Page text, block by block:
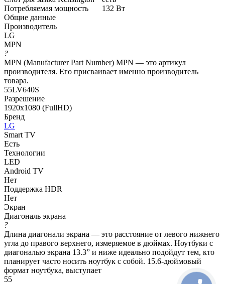
Потребляемая мощность
132 Вт
Общие данные
Производитель
LG
MPN
?
MPN (Manufacturer Part Number) MPN — это артикул
производителя. Его присваивает именно производитель
товара.
55LV640S
Разрешение
1920х1080 (FullHD)
Бренд
LG
Smart TV
Есть
Технологии
LED
Android TV
Нет
Поддержка HDR
Нет
Экран
Диагональ экрана
?
Длина диагонали экрана — это расстояние от левого нижнего
угла до правого верхнего, измеряемое в дюймах. Ноутбуки с
диагональю экрана 13.3” и ниже идеально подойдут тем, кто
планирует часто носить ноутбук с собой. 15.6-дюймовый
формат ноутбука, выступает
55